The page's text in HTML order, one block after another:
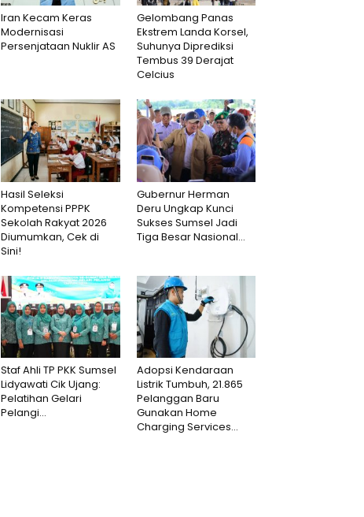
Iran Kecam Keras
Modernisasi
Persenjataan Nuklir AS
Gelombang Panas
Ekstrem Landa Korsel,
Suhunya Diprediksi
Tembus 39 Derajat
Celcius
Hasil Seleksi
Kompetensi PPPK
Sekolah Rakyat 2026
Diumumkan, Cek di
Sini!
Gubernur Herman
Deru Ungkap Kunci
Sukses Sumsel Jadi
Tiga Besar Nasional...
Staf Ahli TP PKK Sumsel
Lidyawati Cik Ujang:
Pelatihan Gelari
Pelangi...
Adopsi Kendaraan
Listrik Tumbuh, 21.865
Pelanggan Baru
Gunakan Home
Charging Services...